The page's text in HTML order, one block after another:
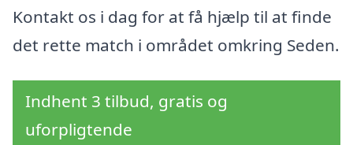
Kontakt os i dag for at få hjælp til at finde
det rette match i området omkring Seden.
Indhent 3 tilbud, gratis og
uforpligtende